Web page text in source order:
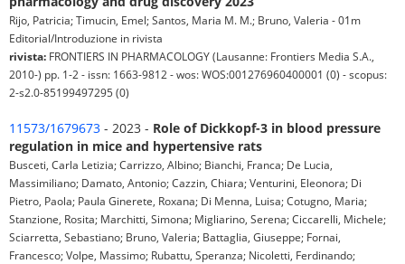
Rijo, Patricia; Timucin, Emel; Santos, Maria M. M.; Bruno, Valeria - 01m
Editorial/Introduzione in rivista
rivista: FRONTIERS IN PHARMACOLOGY (Lausanne: Frontiers Media S.A.,
2010-) pp. 1-2 - issn: 1663-9812 - wos: WOS:001276960400001 (0) - scopus:
2-s2.0-85199497295 (0)
11573/1679673 - 2023 - Role of Dickkopf-3 in blood pressure
regulation in mice and hypertensive rats
Busceti, Carla Letizia; Carrizzo, Albino; Bianchi, Franca; De Lucia,
Massimiliano; Damato, Antonio; Cazzin, Chiara; Venturini, Eleonora; Di
Pietro, Paola; Paula Ginerete, Roxana; Di Menna, Luisa; Cotugno, Maria;
Stanzione, Rosita; Marchitti, Simona; Migliarino, Serena; Ciccarelli, Michele;
Sciarretta, Sebastiano; Bruno, Valeria; Battaglia, Giuseppe; Fornai,
Francesco; Volpe, Massimo; Rubattu, Speranza; Nicoletti, Ferdinando;